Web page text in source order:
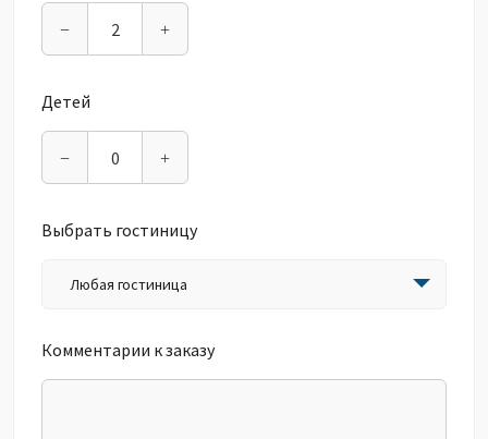
− +
Детей
− +
Выбрать гостиницу
Любая гостиница
Комментарии к заказу